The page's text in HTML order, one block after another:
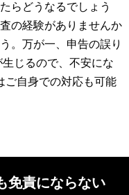
らどうなるでしょう
の経験がありませんか
。万が一、申告の誤り
じるので、不安にな
ご自身での対応も可能
免責にならない